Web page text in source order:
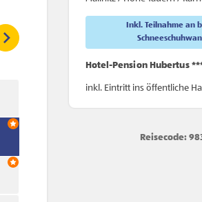
Inkl. Teilnahme an
Hotel-Pension Hubertus
inkl. Eintritt ins öffentliche
Reisecode: